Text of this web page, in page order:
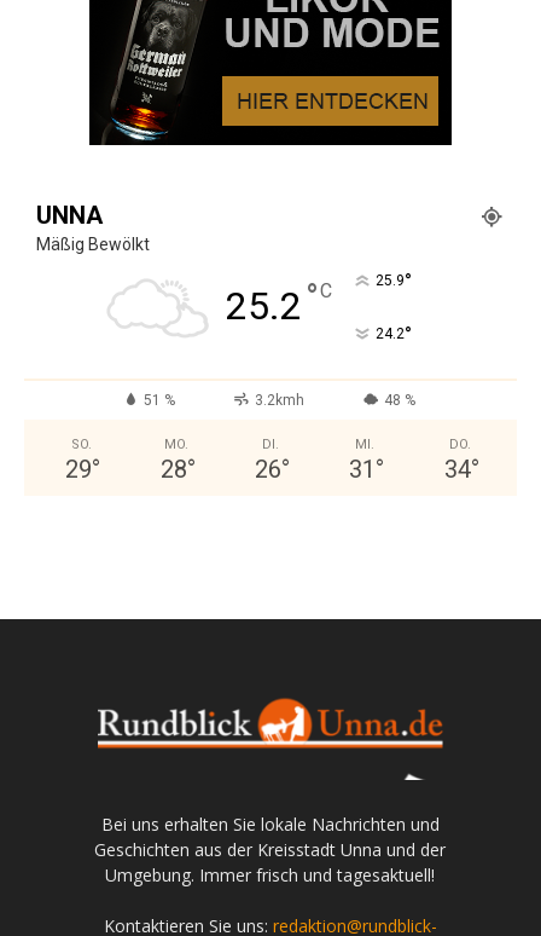
UNNA
Mäßig Bewölkt
25.2 °C 25.9°
24.2°
51 % 3.2kmh 48 %
SO.
29°
MO.
28°
DI.
26°
MI.
31 °
DO.
34°
Bei uns erhalten Sie lokale Nachrichten und
Geschichten aus der Kreisstadt Unna und der
Umgebung. Immer frisch und tagesaktuell!
Kontaktieren Sie uns: redaktion@rundblick-